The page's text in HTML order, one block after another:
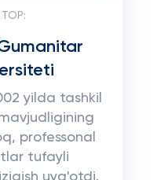
TOP:
yilda tashkil
professonal
tufayli
uyg'otdi.